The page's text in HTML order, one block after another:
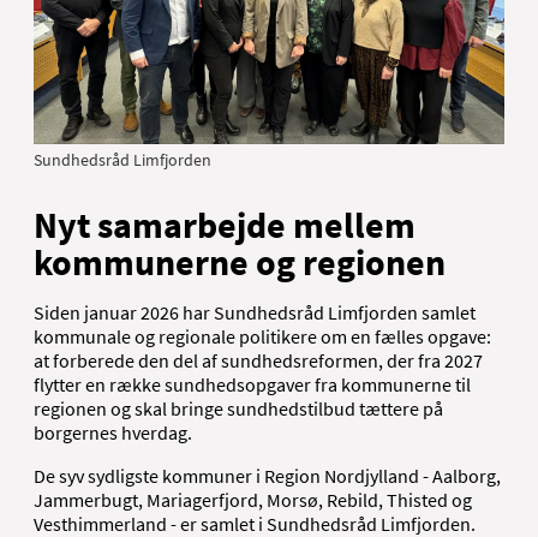
Sundhedsråd Limfjorden
Nyt samarbejde mellem
kommunerne og regionen
Siden januar 2026 har Sundhedsråd Limfjorden samlet
kommunale og regionale politikere om en fælles opgave:
at forberede den del af sundhedsreformen, der fra 2027
flytter en række sundhedsopgaver fra kommunerne til
regionen og skal bringe sundhedstilbud tættere på
borgernes hverdag.
De syv sydligste kommuner i Region Nordjylland - Aalborg,
Jammerbugt, Mariagerfjord, Morsø, Rebild, Thisted og
Vesthimmerland - er samlet i Sundhedsråd Limfjorden.